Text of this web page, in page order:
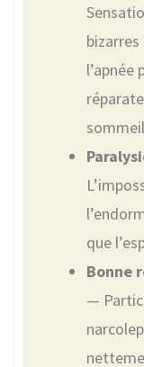
que
Bonne
—